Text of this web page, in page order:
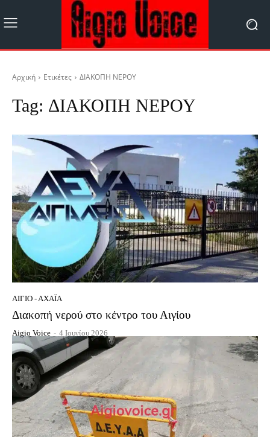
Αρχική Ετικέτες ΔΙΑΚΟΠΗ ΝΕΡΟΥ
Tag: ΔΙΑΚΟΠΗ ΝΕΡΟΥ
ΑΊΓΙΟ - ΑΧΑΪ́Α
Διακοπή νερού στο κέντρο του Αιγίου
Aigio Voice - 4 Ιουνίου 2026